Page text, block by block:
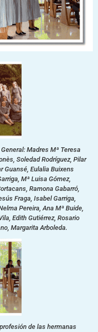
Madres Mª Teresa
Soledad Rodríguez, Pilar
Guansé, Eulalia Buixens
Mª Luisa Gómez,
Ramona Gabarró,
Fraga, Isabel Garriga,
Pereira, Ana Mª Buide,
Edith Gutiérrez, Rosario
Margarita Arboleda.
de las hermanas